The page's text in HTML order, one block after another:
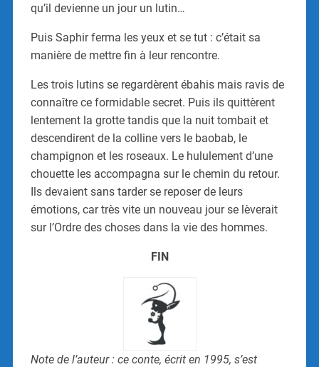
qu’il devienne un jour un lutin…
Puis Saphir ferma les yeux et se tut : c’était sa
manière de mettre fin à leur rencontre.
Les trois lutins se regardèrent ébahis mais ravis de
connaître ce formidable secret. Puis ils quittèrent
lentement la grotte tandis que la nuit tombait et
descendirent de la colline vers le baobab, le
champignon et les roseaux. Le hululement d’une
chouette les accompagna sur le chemin du retour.
Ils devaient sans tarder se reposer de leurs
émotions, car très vite un nouveau jour se lèverait
sur l’Ordre des choses dans la vie des hommes.
FIN
Note de l’auteur : ce conte, écrit en 1995, s’est